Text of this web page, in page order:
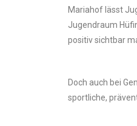
Mariahof lässt
Jugendraum
positiv sichtbar
Doch auch bei
sportliche,